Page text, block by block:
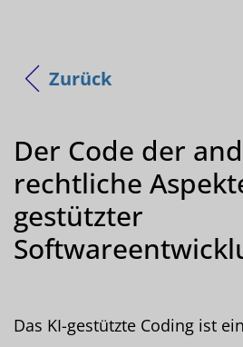
Zurück
Der Code der
rechtliche
gestützter
Das KI-gestützte Coding ist